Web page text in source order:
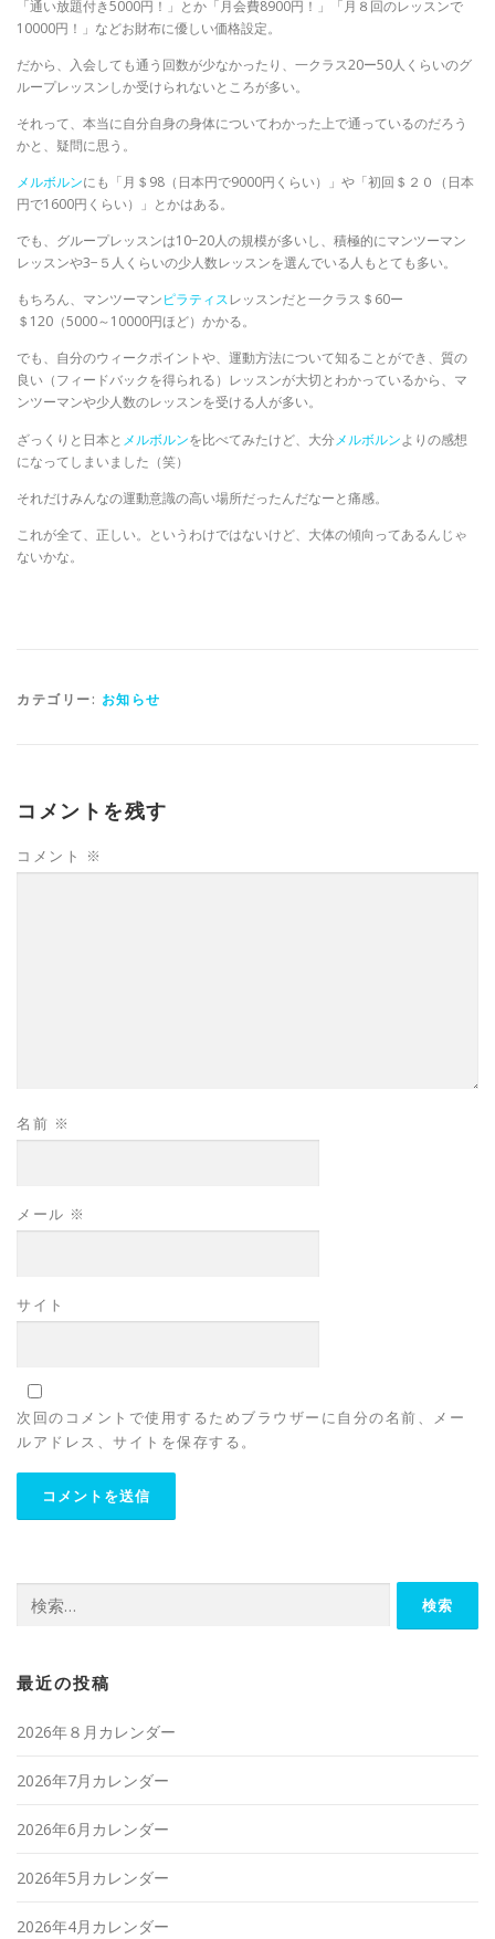
「通い放題付き5000円！」とか「月会費8900円！」「月８回のレッスンで
10000円！」などお財布に優しい価格設定。
だから、入会しても通う回数が少なかったり、一クラス20ー50人くらいのグ
ループレッスンしか受けられないところが多い。
それって、本当に自分自身の身体についてわかった上で通っているのだろう
かと、疑問に思う。
メルボルンにも「月＄ 98 （日本円で9000円くらい）」や「初回＄２０（日本
円で1600円くらい）」とかはある。
でも、グループレッスンは10−20人の規模が多いし、積極的にマンツーマン
レッスンや3− ５人くらいの少人数レッスンを選んでいる人もとても多い。
もちろん、マンツーマンピラティスレッスンだと一クラス＄ 60ー
＄ 120 （5000～10000円ほど）かかる。
でも、自分のウィークポイントや、運動方法について知ることができ、質の
良い（フィードバックを得られる）レッスンが大切とわかっているから、マ
ンツーマンや少人数のレッスンを受ける人が多い。
ざっくりと日本と メルボルンを比べてみたけど、大分メルボルンよりの感想
になってしまいました（笑）
それだけみんなの運動意識の高い場所だったんだなーと痛感。
これが全て、正しい。というわけではないけど、大体の傾向ってあるんじゃ
ないかな。
カテゴリー: お知らせ
コメントを残す
コメント ※
名前 ※
メール ※
サイト
次回のコメントで使用するためブラウザーに自分の名前、メー
ルアドレス、サイトを保存する。
索:
最近の投稿
2026年８月カレンダー
2026年7月カレンダー
2026年6月カレンダー
2026年5月カレンダー
2026年4月カレンダー